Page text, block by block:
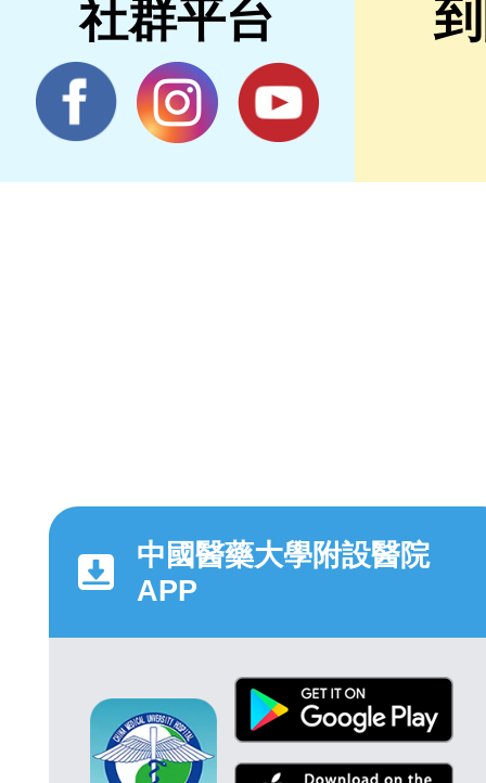
社群平台
中國醫藥大學附設醫院
APP